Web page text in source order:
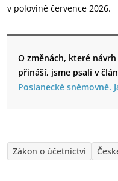
v polovině července 2026.
O změnách, které
přináší, jsme psali v
Poslanecké sněmovně.
Zákon o účetnictví